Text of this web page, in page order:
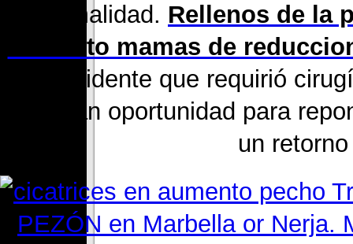
normalidad. Rellenos de la
aumento mamas de
un accidente que requirió
una gran oportunidad para
un